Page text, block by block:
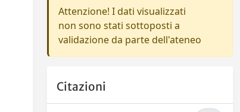
Attenzione! I dati visualizzati
non sono stati sottoposti a
validazione da parte dell'ateneo
Citazioni